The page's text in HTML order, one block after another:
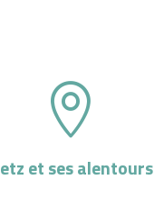

et ses alentours